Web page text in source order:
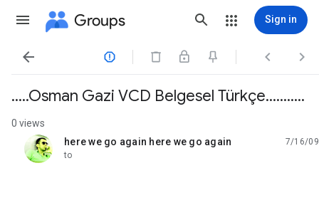
Groups Sign in
   
.....Osman Gazi VCD Belgesel Türkçe...........
0 views
here we go again here we go again
unread,
7/16/09
to